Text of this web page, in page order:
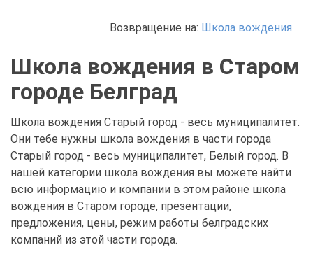
Возвращение на: Школа вождения
Школа вождения в Старом
городе Белград
Школа вождения Старый город - весь муниципалитет.
Они тебе нужны школа вождения в части города
Старый город - весь муниципалитет, Белый город. В
нашей категории школа вождения вы можете найти
всю информацию и компании в этом районе школа
вождения в Старом городе, презентации,
предложения, цены, режим работы белградских
компаний из этой части города.